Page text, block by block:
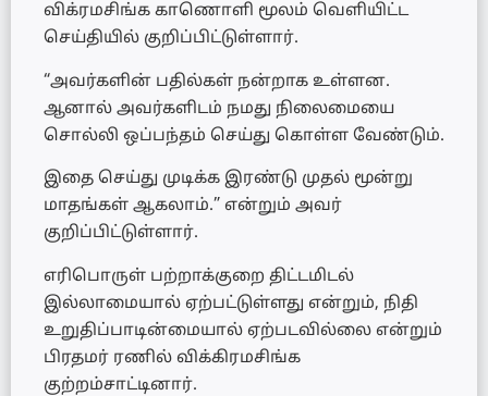
விக்ரமசிங்க காணொளி மூலம் வெளியிட்ட
செய்தியில் குறிப்பிட்டுள்ளார்.
“அவர்களின் பதில்கள் நன்றாக உள்ளன.
ஆனால் அவர்களிடம் நமது நிலைமையை
சொல்லி ஒப்பந்தம் செய்து கொள்ள வேண்டும்.
இதை செய்து முடிக்க இரண்டு முதல் மூன்று
மாதங்கள் ஆகலாம்.” என்றும் அவர்
குறிப்பிட்டுள்ளார்.
எரிபொருள் பற்றாக்குறை திட்டமிடல்
இல்லாமையால் ஏற்பட்டுள்ளது என்றும், நிதி
உறுதிப்பாடின்மையால் ஏற்படவில்லை என்றும்
பிரதமர் ரணில் விக்கிரமசிங்க
குற்றம்சாட்டினார்.